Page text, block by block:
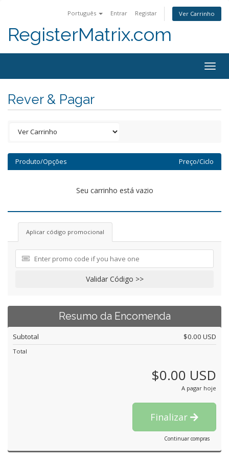
Português Entrar Registar Ver Carrinho
RegisterMatrix.com
Rever & Pagar
Produto/Opções Preço/Ciclo
Seu carrinho está vazio
Aplicar código promocional
Validar Código >>
Resumo da Encomenda
Subtotal $0.00 USD
Total
$0.00 USD
A pagar hoje
Finalizar
Continuar compras